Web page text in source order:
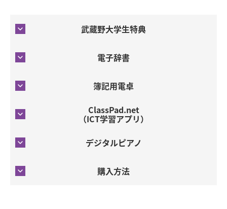
武蔵野大学生特典
電子辞書
簿記用電卓
ClassPad.net
（ICT学習アプリ）
デジタルピアノ
購入方法